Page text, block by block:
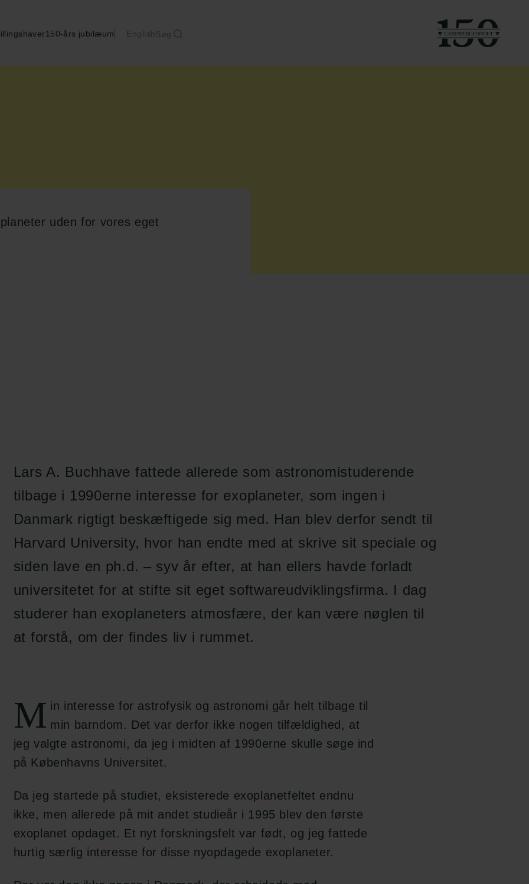
150-års jubilæum EnglishSøg
uden for vores eget
Lars A. Buchhave fattede allerede som astronomistuderende
tilbage i 1990erne interesse for exoplaneter, som ingen i
Danmark rigtigt beskæftigede sig med. Han blev derfor sendt til
Harvard University, hvor han endte med at skrive sit speciale og
siden lave en ph.d. – syv år efter, at han ellers havde forladt
universitetet for at stifte sit eget softwareudviklingsfirma. I dag
studerer han exoplaneters atmosfære, der kan være nøglen til
at forstå, om der findes liv i rummet.
M in interesse for astrofysik og astronomi går helt tilbage til
min barndom. Det var derfor ikke nogen tilfældighed, at
jeg valgte astronomi, da jeg i midten af 1990erne skulle søge ind
på Københavns Universitet.
Da jeg startede på studiet, eksisterede exoplanetfeltet endnu
ikke, men allerede på mit andet studieår i 1995 blev den første
exoplanet opdaget. Et nyt forskningsfelt var født, og jeg fattede
hurtig særlig interesse for disse nyopdagede exoplaneter.